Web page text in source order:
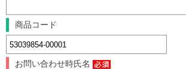
商品コード
お問い合わせ時氏名